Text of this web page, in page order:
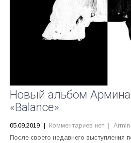
Новый альбом
«Balance»
05.09.2019 | Комментариев нет |
После своего недавнего выступления